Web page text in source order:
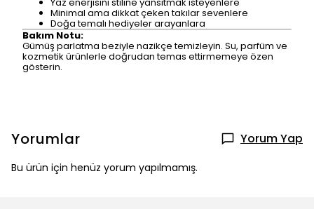
Minimal ama dikkat çeken takılar sevenlere
Doğa temalı hediyeler arayanlara
Bakım Notu:
Gümüş parlatma beziyle nazikçe temizleyin. Su, parfüm ve
kozmetik ürünlerle doğrudan temas ettirmemeye özen
gösterin.
Yorumlar Yorum Yap
Bu ürün için henüz yorum yapılmamış.